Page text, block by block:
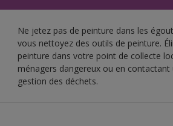
Ne jetez pas de peinture dans les
vous nettoyez des outils de peinture.
peinture dans votre point de collecte
ménagers dangereux ou en contactant
gestion des déchets.